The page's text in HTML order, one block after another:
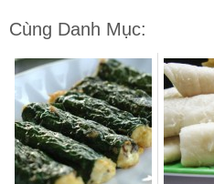
Cùng Danh Mục: